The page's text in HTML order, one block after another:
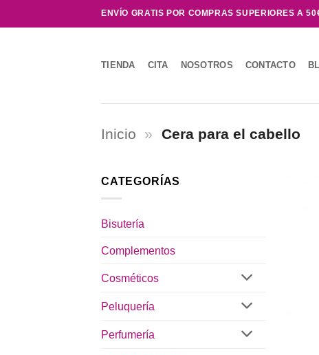
al
ENVÍO GRATIS POR COMPRAS SUPERIORES A
TIENDA CITA NOSOTROS CONTACTO
Inicio » Cera para el cabello
CATEGORÍAS
Bisutería
Complementos
Cosméticos
Peluquería
Perfumería